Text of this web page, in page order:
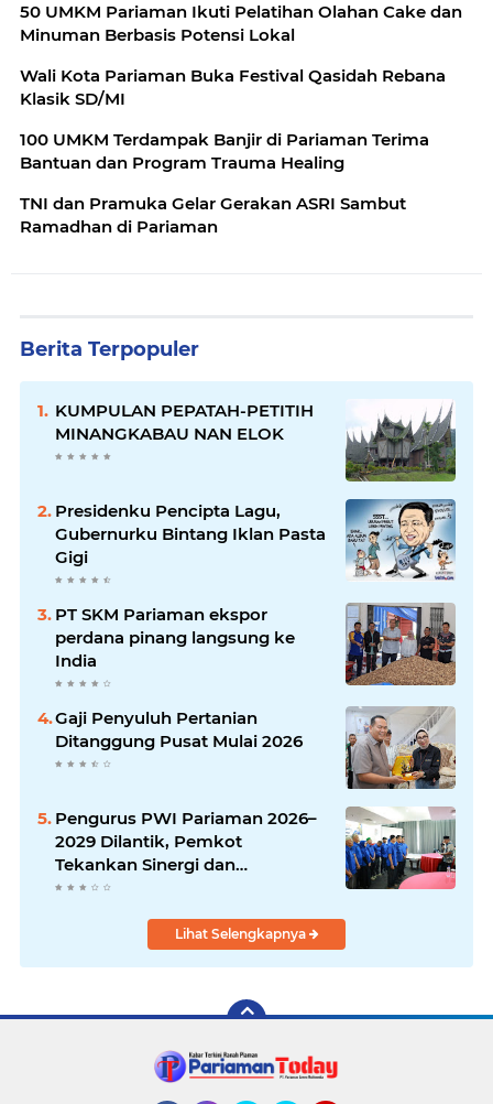
50 UMKM Pariaman Ikuti Pelatihan Olahan Cake dan
Minuman Berbasis Potensi Lokal
Wali Kota Pariaman Buka Festival Qasidah Rebana
Klasik SD/MI
100 UMKM Terdampak Banjir di Pariaman Terima
Bantuan dan Program Trauma Healing
TNI dan Pramuka Gelar Gerakan ASRI Sambut
Ramadhan di Pariaman
Berita Terpopuler
KUMPULAN PEPATAH-PETITIH
MINANGKABAU NAN ELOK
Presidenku Pencipta Lagu,
Gubernurku Bintang Iklan Pasta
Gigi
PT SKM Pariaman ekspor
perdana pinang langsung ke
India
Gaji Penyuluh Pertanian
Ditanggung Pusat Mulai 2026
Pengurus PWI Pariaman 2026–
2029 Dilantik, Pemkot
Tekankan Sinergi dan
Profesionalisme Pers
Lihat Selengkapnya